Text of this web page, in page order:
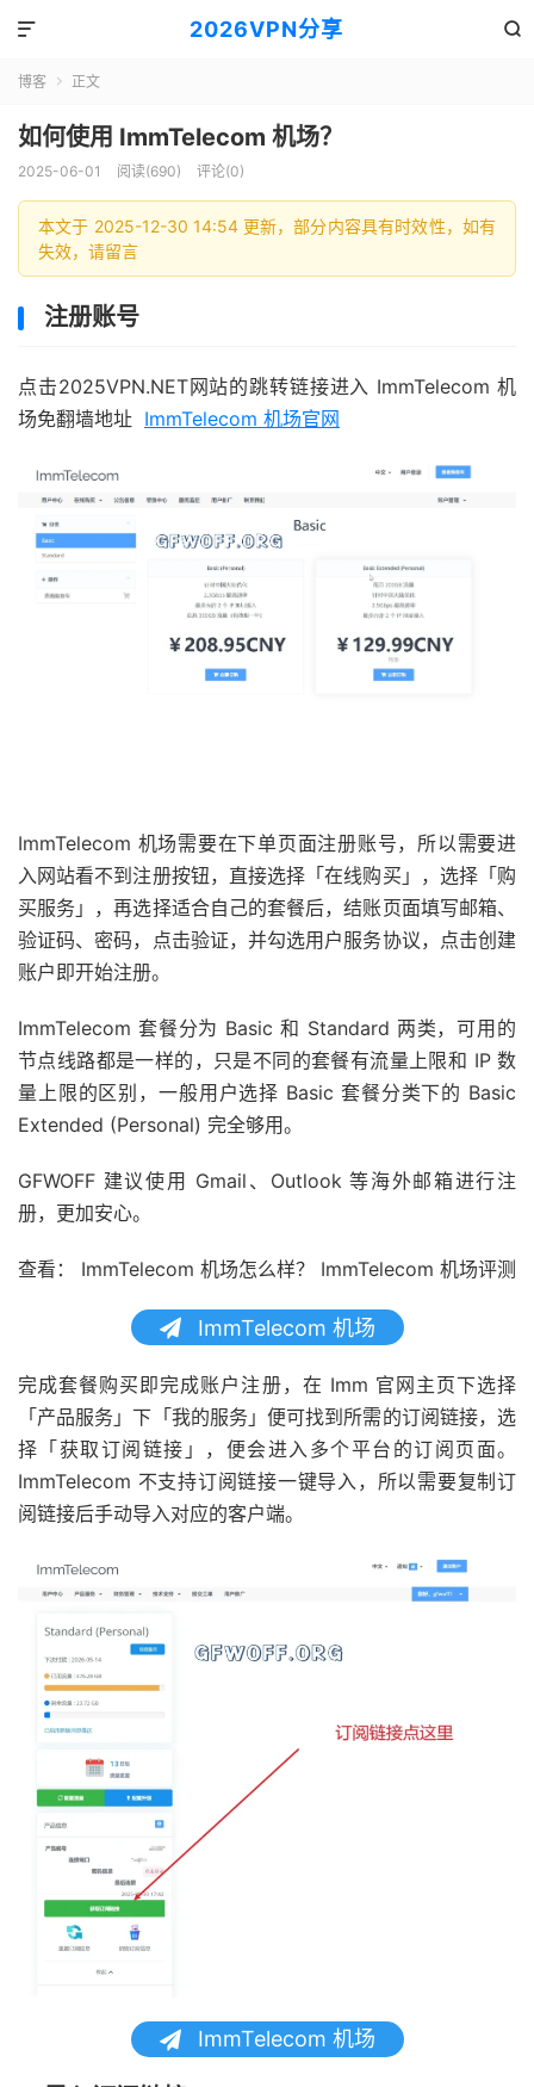
2026VPN分享 

博客  正文
如何使用 ImmTelecom 机场？
2025-06-01 阅读(690) 评论(0)
本文于 2025-12-30 14:54 更新，部分内容具有时效性，如有
失效，请留言
注册账号
点击2025VPN.NET网站的跳转链接进入 ImmTelecom 机
场免翻墙地址 ImmTelecom 机场官网
ImmTelecom 机场需要在下单页面注册账号，所以需要进
入网站看不到注册按钮，直接选择「在线购买」，选择「购
买服务」，再选择适合自己的套餐后，结账页面填写邮箱、
验证码、密码，点击验证，并勾选用户服务协议，点击创建
账户即开始注册。
ImmTelecom 套餐分为 Basic 和 Standard 两类，可用的
节点线路都是一样的，只是不同的套餐有流量上限和 IP 数
量上限的区别，一般用户选择 Basic 套餐分类下的 Basic
Extended (Personal) 完全够用。
GFWOFF 建议使用 Gmail、Outlook 等海外邮箱进行注
册，更加安心。
查看： ImmTelecom 机场怎么样？ ImmTelecom 机场评测
ImmTelecom 机场
完成套餐购买即完成账户注册，在 Imm 官网主页下选择
「产品服务」下「我的服务」便可找到所需的订阅链接，选
择「获取订阅链接」，便会进入多个平台的订阅页面。
ImmTelecom 不支持订阅链接一键导入，所以需要复制订
阅链接后手动导入对应的客户端。
ImmTelecom 机场